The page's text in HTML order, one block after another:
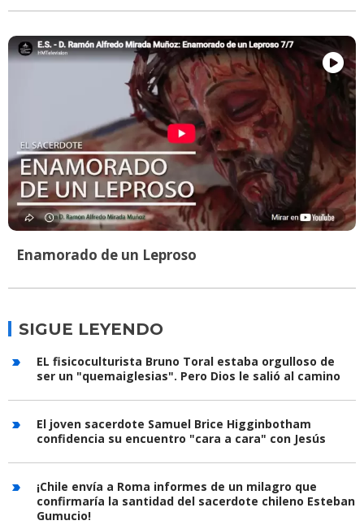
Enamorado de un Leproso
SIGUE LEYENDO
EL fisicoculturista Bruno Toral estaba orgulloso de
ser un "quemaiglesias". Pero Dios le salió al camino
El joven sacerdote Samuel Brice Higginbotham
confidencia su encuentro "cara a cara" con Jesús
¡Chile envía a Roma informes de un milagro que
confirmaría la santidad del sacerdote chileno Esteban
Gumucio!